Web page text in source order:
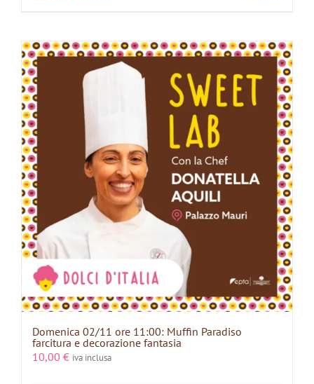
Domenica 02/11 ore 11:00: Muffin Paradiso
farcitura e decorazione fantasia
10,00 € iva inclusa